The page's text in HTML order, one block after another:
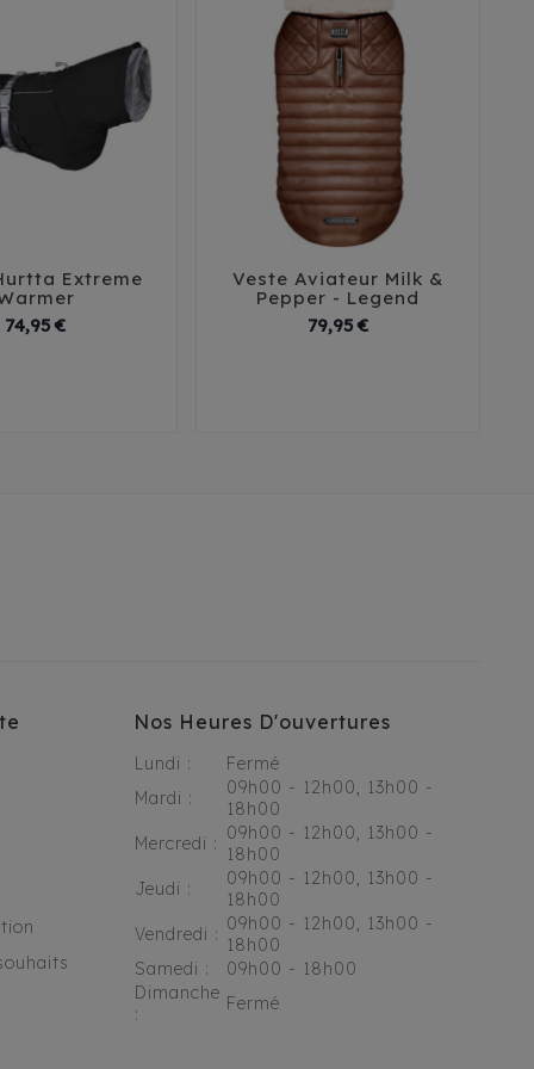

Extreme
74,95 €Prix
  
Veste Aviateur Milk &
Pepper - Legend
79,95 €Prix
Nos Heures D'ouvertures
Lundi :
Fermé
Mardi :
09h00 - 12h00, 13h00 -
18h00
Mercredi : 09h00 - 12h00, 13h00 -
18h00
Jeudi :
09h00 - 12h00, 13h00 -
18h00
Vendredi : 09h00 - 12h00, 13h00 -
18h00
Samedi :
09h00 - 18h00
Dimanche
:
Fermé